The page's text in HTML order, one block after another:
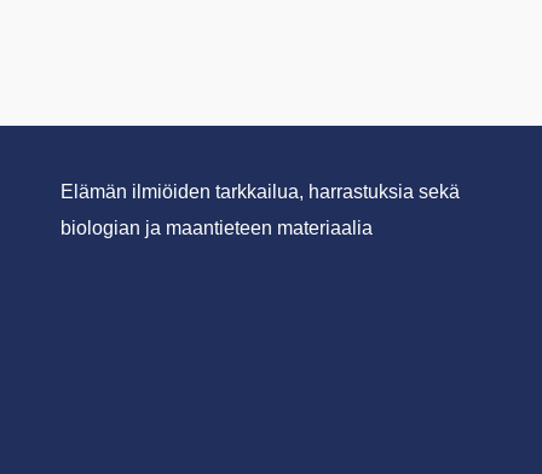
Elämän ilmiöiden tarkkailua, harrastuksia sekä
biologian ja maantieteen materiaalia